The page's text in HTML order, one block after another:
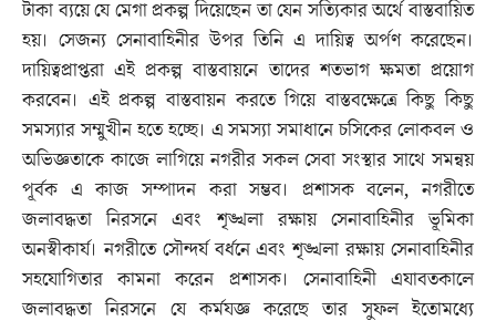
টাকা ব্যয়ে যে মেগা প্রকল্প দিয়েছেন তা যেন সত্যিকার অর্থে বাস্তবায়িত
হয়। সেজন্য সেনাবাহিনীর উপর তিনি এ দায়িত্ব অর্পণ করেছেন।
দায়িত্বপ্রাপ্তরা এই প্রকল্প বাস্তবায়নে তাদের শতভাগ ক্ষমতা প্রয়োগ
করবেন। এই প্রকল্প বাস্তবায়ন করতে গিয়ে বাস্তবক্ষেত্রে কিছু কিছু
সমস্যার সম্মুখীন হতে হচ্ছে। এ সমস্যা সমাধানে চসিকের লোকবল ও
অভিজ্ঞতাকে কাজে লাগিয়ে নগরীর সকল সেবা সংস্থার সাথে সমন্বয়
পূর্বক এ কাজ সম্পাদন করা সম্ভব। প্রশাসক বলেন, নগরীতে
জলাবদ্ধতা নিরসনে এবং শৃঙ্খলা রক্ষায় সেনাবাহিনীর ভূমিকা
অনস্বীকার্য। নগরীতে সৌন্দর্য বর্ধনে এবং শৃঙ্খলা রক্ষায় সেনাবাহিনীর
সহযোগিতার কামনা করেন প্রশাসক। সেনাবাহিনী এযাবতকালে
জলাবদ্ধতা নিরসনে যে কর্মযজ্ঞ করেছে তার সুফল ইতোমধ্যে